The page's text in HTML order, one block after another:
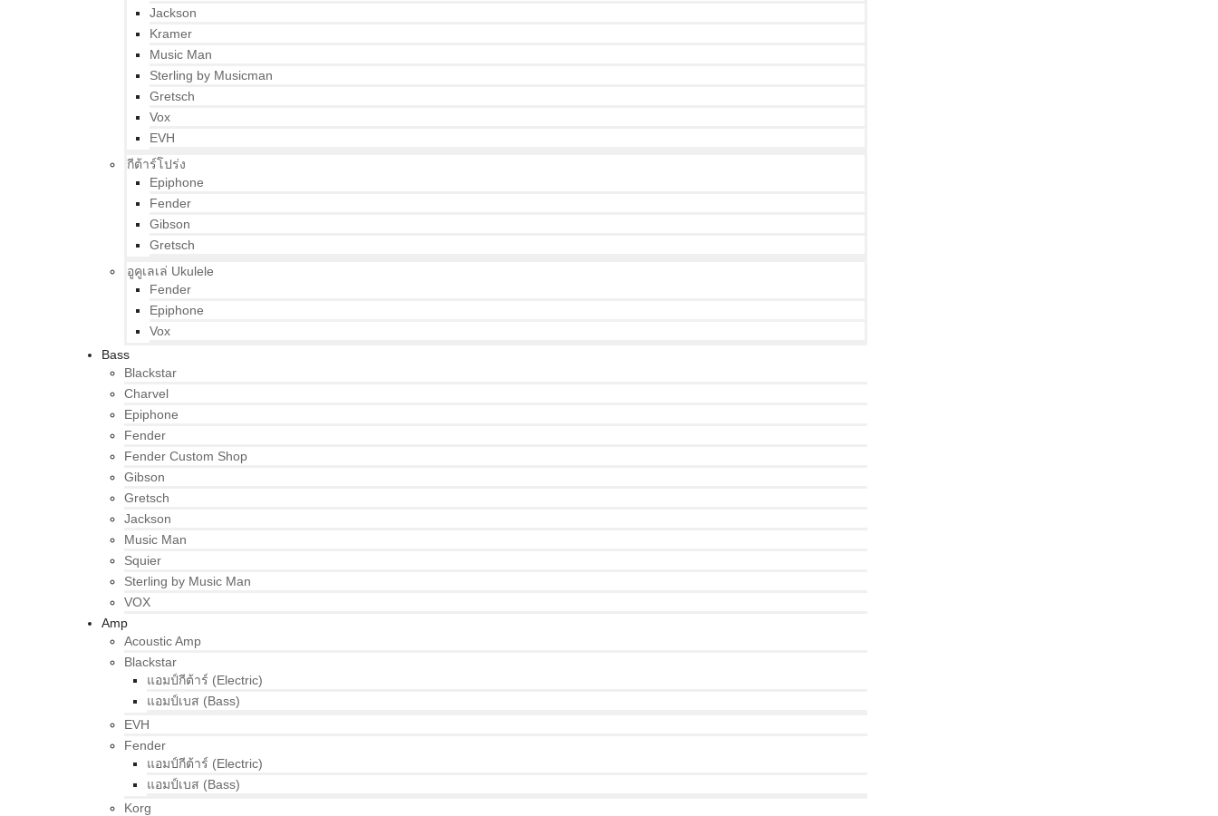
Jackson
Kramer
Music Man
Sterling by Musicman
Gretsch
Vox
EVH
กีต้าร์โปร่ง
Epiphone
Fender
Gibson
Gretsch
อูคูเลเล่ Ukulele
Fender
Epiphone
Vox
Bass
Blackstar
Charvel
Epiphone
Fender
Fender Custom Shop
Gibson
Gretsch
Jackson
Music Man
Squier
Sterling by Music Man
VOX
Amp
Acoustic Amp
Blackstar
แอมป์กีต้าร์ (Electric)
แอมป์เบส (Bass)
EVH
Fender
แอมป์กีต้าร์ (Electric)
แอมป์เบส (Bass)
Korg